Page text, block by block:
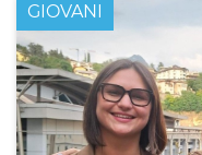
GIOVANI